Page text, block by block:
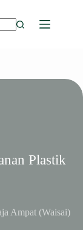
Plastik
Ampat (Waisai)